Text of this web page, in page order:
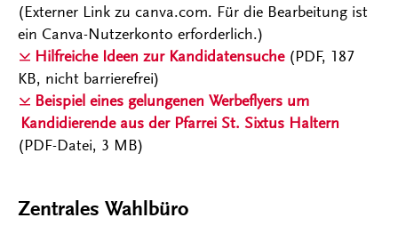
(Externer Link zu canva.com. Für die Bearbeitung ist
ein Canva-Nutzerkonto erforderlich.)
Hilfreiche Ideen zur Kandidatensuche(PDF, 187
KB, nicht barrierefrei)
Beispiel eines gelungenen Werbeflyers um
Kandidierende aus der Pfarrei St. Sixtus Haltern
(PDF-Datei, 3 MB)
Zentrales Wahlbüro